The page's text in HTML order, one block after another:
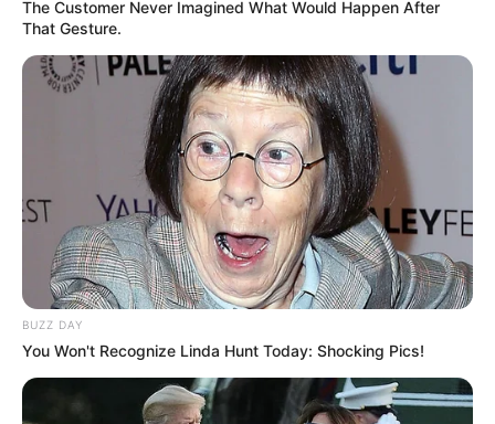
The Customer Never Imagined What Would Happen After
That Gesture.
BUZZ DAY
You Won't Recognize Linda Hunt Today: Shocking Pics!